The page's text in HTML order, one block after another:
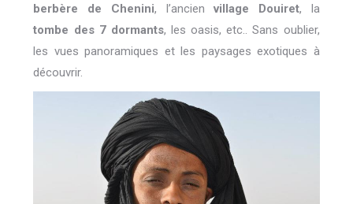
berbère de Chenini, l’ancienvillage Douiret, la
tombe des 7 dormants, les oasis, etc.. Sans oublier,
les vues panoramiques et les paysages exotiques à
découvrir.